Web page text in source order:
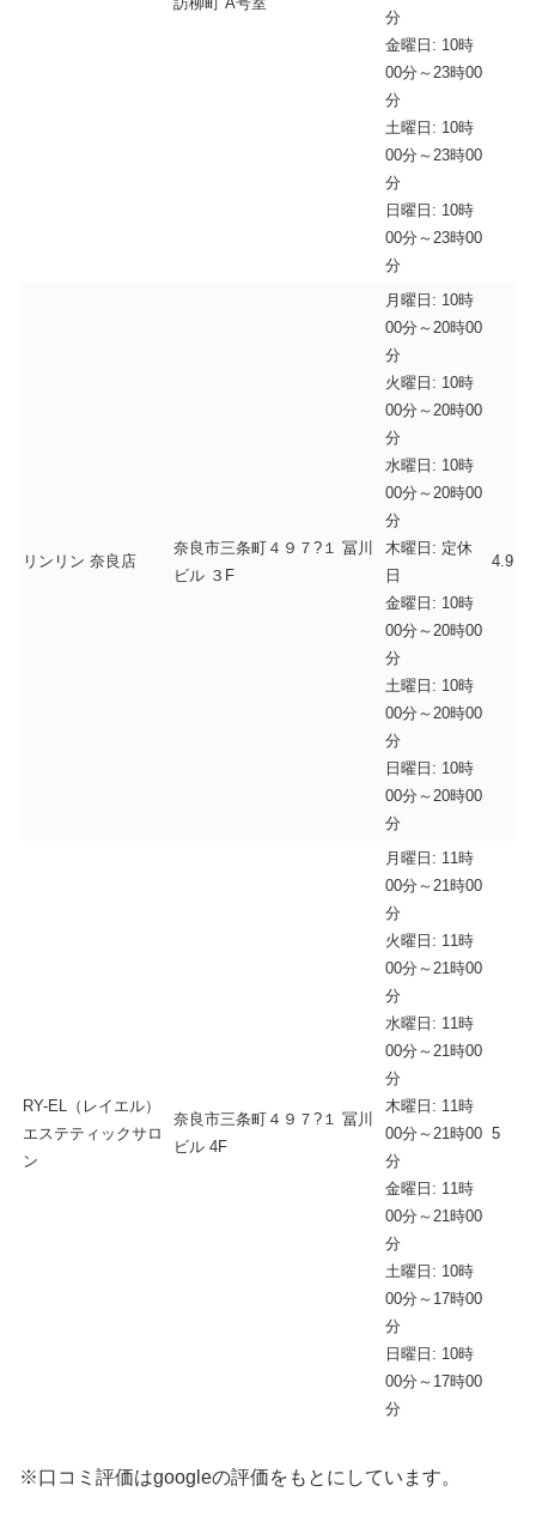
分
金曜日: 10時
00分～23時00
分
土曜日: 10時
00分～23時00
分
日曜日: 10時
00分～23時00
分
リンリン 奈良店
奈良市三条町４９７?１ 冨川
ビル ３F
月曜日: 10時
00分～20時00
分
火曜日: 10時
00分～20時00
分
水曜日: 10時
00分～20時00
分
木曜日: 定休
日
金曜日: 10時
00分～20時00
分
土曜日: 10時
00分～20時00
分
日曜日: 10時
00分～20時00
分
4.9
RY-EL（レイエル）
エステティックサロ
ン
奈良市三条町４９７?１ 冨川
ビル 4F
月曜日: 11時
00分～21時00
分
火曜日: 11時
00分～21時00
分
水曜日: 11時
00分～21時00
分
木曜日: 11時
00分～21時00
分
金曜日: 11時
00分～21時00
分
土曜日: 10時
00分～17時00
分
日曜日: 10時
00分～17時00
分
5
※口コミ評価はgoogleの評価をもとにしています。